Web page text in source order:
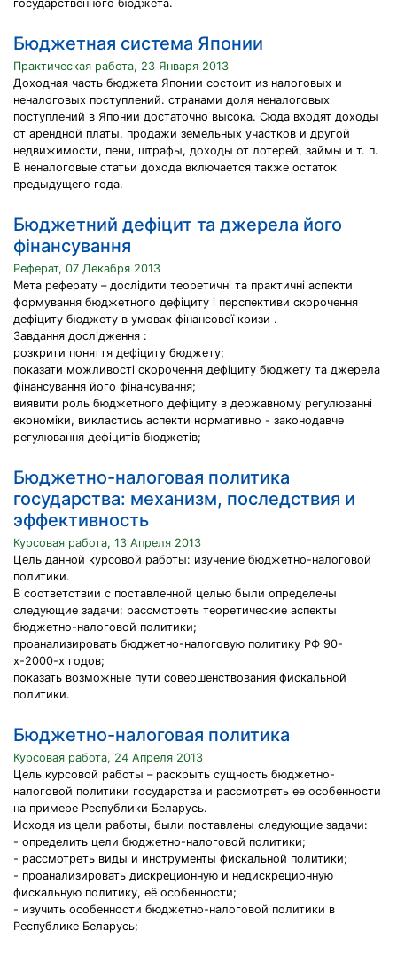
государственного бюджета.
Бюджетная система Японии
Практическая работа, 23 Января 2013
Доходная часть бюджета Японии состоит из налоговых и
неналоговых поступлений. странами доля неналоговых
поступлений в Японии достаточно высока. Сюда входят доходы
от арендной платы, продажи земельных участков и другой
недвижимости, пени, штрафы, доходы от лотерей, займы и т. п.
В неналоговые статьи дохода включается также остаток
предыдущего года.
Бюджетний дефіцит та джерела його
фінансування
Реферат, 07 Декабря 2013
Мета реферату – дослідити теоретичні та практичні аспекти
формування бюджетного дефіциту i перспективи скорочення
дефіциту бюджету в умовах фінансової кризи .
Завдання дослідження :
розкрити поняття дефіциту бюджету;
показати можливості скорочення дефіциту бюджету та джерела
фінансування його фінансування;
виявити роль бюджетного дефіциту в державному регулюванні
економіки, викластись аспекти нормативно - законодавче
регулювання дефіцитів бюджетів;
Бюджетно-налоговая политика
государства: механизм, последствия и
эффективность
Курсовая работа, 13 Апреля 2013
Цель данной курсовой работы: изучение бюджетно-налоговой
политики.
В соответствии с поставленной целью были определены
следующие задачи: рассмотреть теоретические аспекты
бюджетно-налоговой политики;
проанализировать бюджетно-налоговую политику РФ 90-
х-2000-х годов;
показать возможные пути совершенствования фискальной
политики.
Бюджетно-налоговая политика
Курсовая работа, 24 Апреля 2013
Цель курсовой работы – раскрыть сущность бюджетно-
налоговой политики государства и рассмотреть ее особенности
на примере Республики Беларусь.
Исходя из цели работы, были поставлены следующие задачи:
- определить цели бюджетно-налоговой политики;
- рассмотреть виды и инструменты фискальной политики;
- проанализировать дискреционную и недискреционную
фискальную политику, её особенности;
- изучить особенности бюджетно-налоговой политики в
Республике Беларусь;